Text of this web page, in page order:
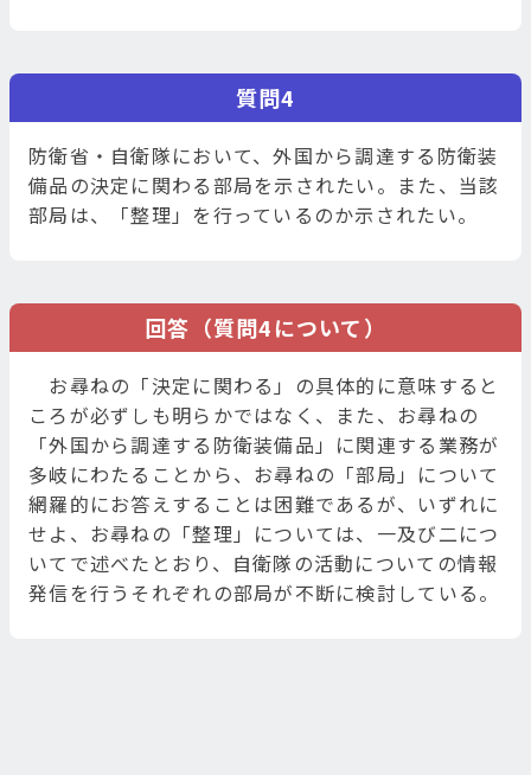
質問4
防衛省・自衛隊において、外国から調達する防衛装
備品の決定に関わる部局を示されたい。また、当該
部局は、「整理」を行っているのか示されたい。
回答（質問4について）
お尋ねの「決定に関わる」の具体的に意味すると
ころが必ずしも明らかではなく、また、お尋ねの
「外国から調達する防衛装備品」に関連する業務が
多岐にわたることから、お尋ねの「部局」について
網羅的にお答えすることは困難であるが、いずれに
せよ、お尋ねの「整理」については、一及び二につ
いてで述べたとおり、自衛隊の活動についての情報
発信を行うそれぞれの部局が不断に検討している。